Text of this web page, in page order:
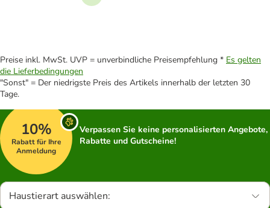
Preise inkl. MwSt. UVP = unverbindliche Preisempfehlung * Es gelten
die Lieferbedingungen
"Sonst" = Der niedrigste Preis des Artikels innerhalb der letzten 30
Tage.
10%
Rabatt für Ihre
Anmeldung
Verpassen Sie keine personalisierten Angebote,
Rabatte und Gutscheine!
Haustierart auswählen: